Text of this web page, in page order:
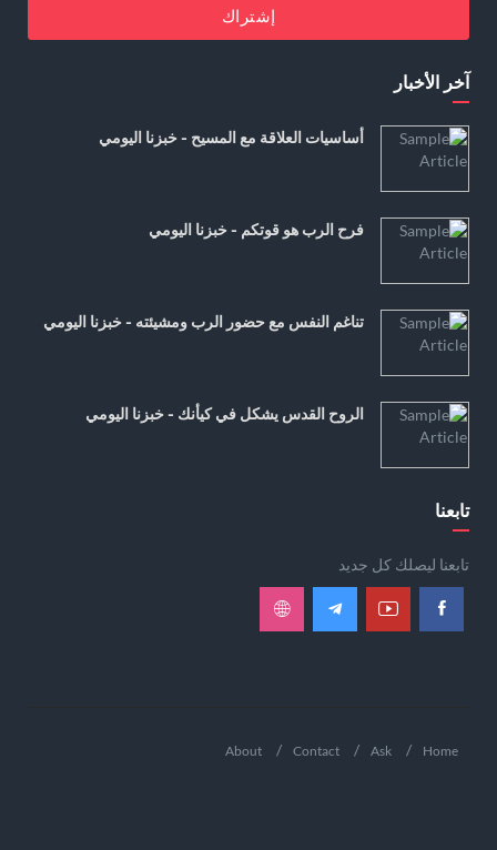
إشتراك
آخر الأخبار
أساسيات العلاقة مع المسيح - خبزنا اليومي
فرح الرب هو قوتكم - خبزنا اليومي
تناغم النفس مع حضور الرب ومشيئته - خبزنا اليومي
الروح القدس يشكل في كيأنك - خبزنا اليومي
تابعنا
تابعنا ليصلك كل جديد
Home
Ask
Contact
About